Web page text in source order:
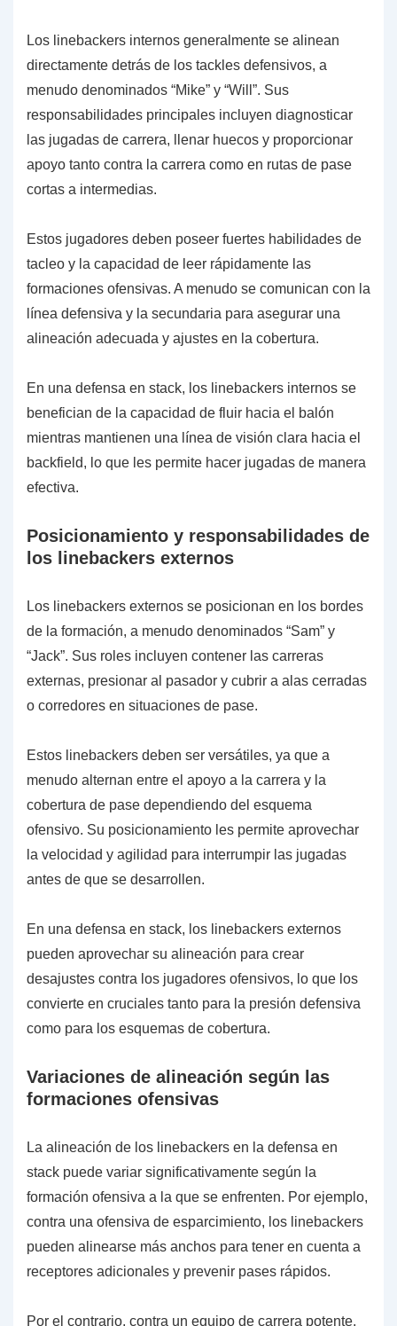
Los linebackers internos generalmente se alinean
directamente detrás de los tackles defensivos, a
menudo denominados “Mike” y “Will”. Sus
responsabilidades principales incluyen diagnosticar
las jugadas de carrera, llenar huecos y proporcionar
apoyo tanto contra la carrera como en rutas de pase
cortas a intermedias.
Estos jugadores deben poseer fuertes habilidades de
tacleo y la capacidad de leer rápidamente las
formaciones ofensivas. A menudo se comunican con la
línea defensiva y la secundaria para asegurar una
alineación adecuada y ajustes en la cobertura.
En una defensa en stack, los linebackers internos se
benefician de la capacidad de fluir hacia el balón
mientras mantienen una línea de visión clara hacia el
backfield, lo que les permite hacer jugadas de manera
efectiva.
Posicionamiento y responsabilidades de
los linebackers externos
Los linebackers externos se posicionan en los bordes
de la formación, a menudo denominados “Sam” y
“Jack”. Sus roles incluyen contener las carreras
externas, presionar al pasador y cubrir a alas cerradas
o corredores en situaciones de pase.
Estos linebackers deben ser versátiles, ya que a
menudo alternan entre el apoyo a la carrera y la
cobertura de pase dependiendo del esquema
ofensivo. Su posicionamiento les permite aprovechar
la velocidad y agilidad para interrumpir las jugadas
antes de que se desarrollen.
En una defensa en stack, los linebackers externos
pueden aprovechar su alineación para crear
desajustes contra los jugadores ofensivos, lo que los
convierte en cruciales tanto para la presión defensiva
como para los esquemas de cobertura.
Variaciones de alineación según las
formaciones ofensivas
La alineación de los linebackers en la defensa en
stack puede variar significativamente según la
formación ofensiva a la que se enfrenten. Por ejemplo,
contra una ofensiva de esparcimiento, los linebackers
pueden alinearse más anchos para tener en cuenta a
receptores adicionales y prevenir pases rápidos.
Por el contrario, contra un equipo de carrera potente,